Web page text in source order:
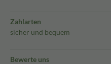
Zahlarten
sicher und bequem
Bewerte uns